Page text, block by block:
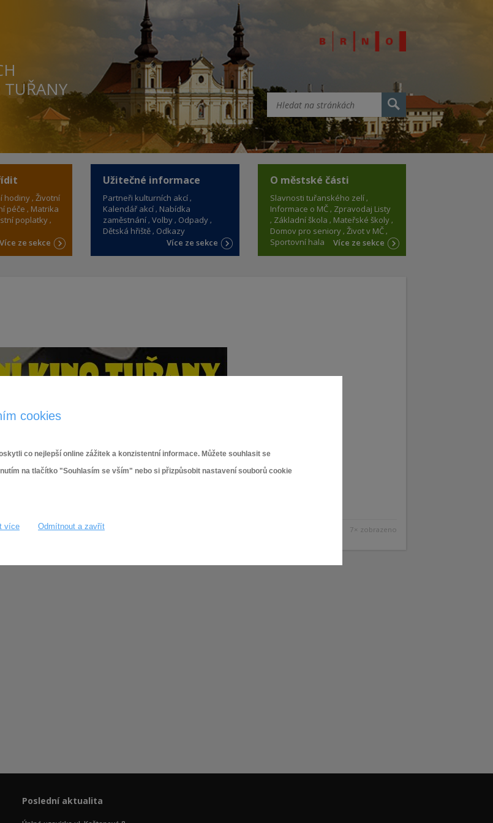
cookies
co nejlepší online zážitek a konzistentní informace. Můžete souhlasit se
na tlačítko "Souhlasím se vším" nebo si přizpůsobit nastavení souborů cookie
více Odmítnout a zavřít
TUŘANY
hodiny Životní
péče
Matrika
poplatky
Více ze sekce
Užitečné informace
Partneři kulturních akcí
Kalendář akcí Nabídka
zaměstnání Volby Odpady
Dětská hřiště Odkazy
Více ze sekce
O městské části
Slavnosti tuřanského zelí
Informace o MČ Zpravodaj Listy
Základní škola
Mateřské školy
Domov pro seniory Život v MČ
Sportovní hala
Více ze sekce
7× zobrazeno
Poslední aktualita